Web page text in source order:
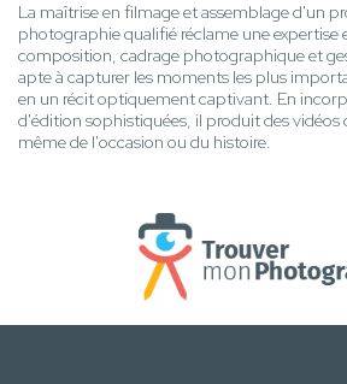
La maîtrise en filmage et assemblage d'un
photographie qualifié réclame une expertise
composition, cadrage photographique et
apte à capturer les moments les plus
en un récit optiquement captivant. En
d'édition sophistiquées, il produit des vidéos
même de l'occasion ou du histoire.